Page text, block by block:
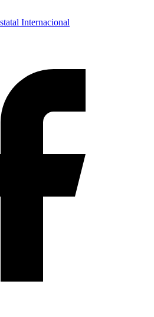
Internacional